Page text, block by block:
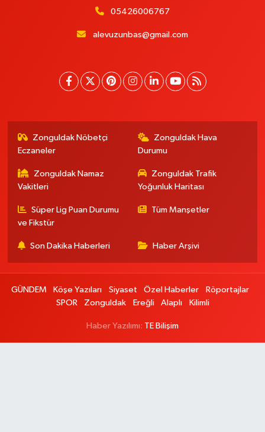
05426006767
alevuzunbas@gmail.com
Zonguldak Nöbetçi
Eczaneler
Zonguldak Hava
Durumu
Zonguldak Namaz
Vakitleri
Zonguldak Trafik
Yoğunluk Haritası
Süper Lig Puan Durumu
ve Fikstür
Tüm Manşetler
Son Dakika Haberleri Haber Arşivi
GÜNDEM Köşe Yazıları Siyaset Özel Haberler
Röportajlar
SPOR
Zonguldak Ereğli Alaplı Kilimli
Haber Yazılımı: TE Bilişim